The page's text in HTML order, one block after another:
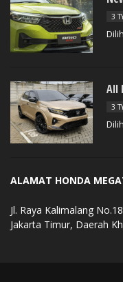
3
All
3
ALAMAT HONDA
Jl. Raya Kalimalang
Jakarta Timur, Daerah